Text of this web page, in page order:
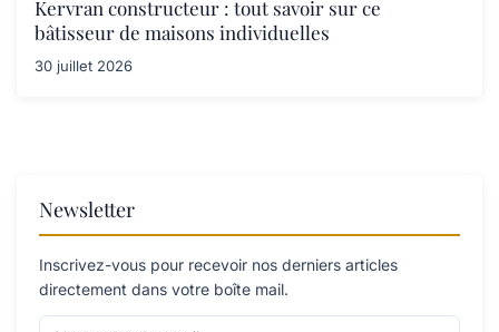
Kervran constructeur : tout savoir sur ce
bâtisseur de maisons individuelles
30 juillet 2026
Newsletter
Inscrivez-vous pour recevoir nos derniers articles
directement dans votre boîte mail.